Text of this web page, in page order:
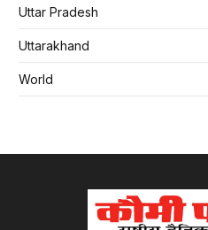
Uttar Pradesh
Uttarakhand
World